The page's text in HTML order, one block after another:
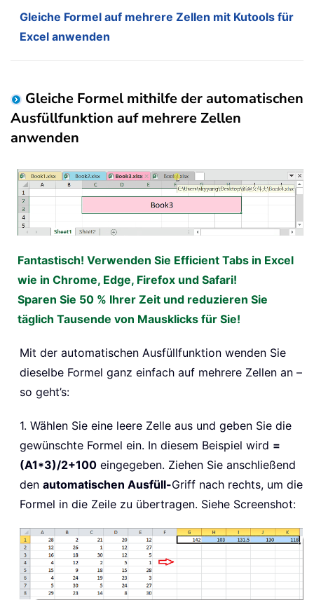
Gleiche Formel auf mehrere Zellen mit Kutools für
Excel anwenden
Gleiche Formel mithilfe der automatischen
Ausfüllfunktion auf mehrere Zellen
anwenden
Fantastisch! Verwenden Sie Efficient Tabs in Excel
wie in Chrome, Edge, Firefox und Safari!
Sparen Sie 50 % Ihrer Zeit und reduzieren Sie
täglich Tausende von Mausklicks für Sie!
Mit der automatischen Ausfüllfunktion wenden Sie
dieselbe Formel ganz einfach auf mehrere Zellen an –
so geht’s:
1. Wählen Sie eine leere Zelle aus und geben Sie die
gewünschte Formel ein. In diesem Beispiel wird =
(A1*3)/2+100 eingegeben. Ziehen Sie anschließend
den automatischen Ausfüll-Griff nach rechts, um die
Formel in die Zeile zu übertragen. Siehe Screenshot: